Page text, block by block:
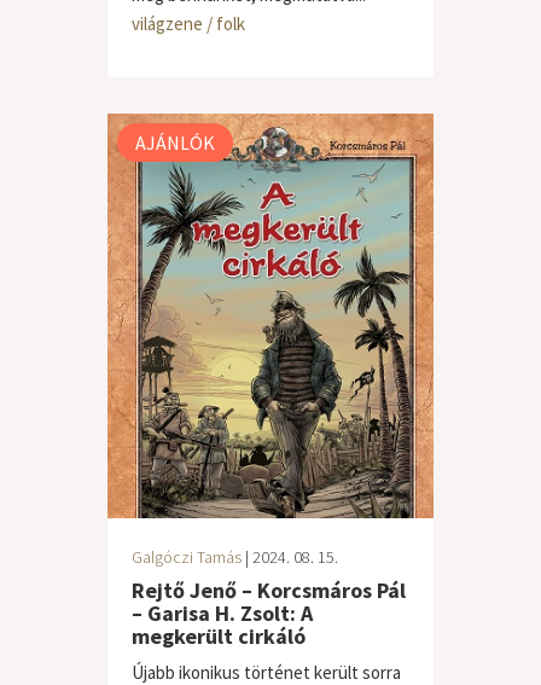
világzene / folk
AJÁNLÓK
Galgóczi Tamás | 2024. 08. 15.
Rejtő Jenő – Korcsmáros Pál
– Garisa H. Zsolt: A
megkerült cirkáló
Újabb ikonikus történet került sorra